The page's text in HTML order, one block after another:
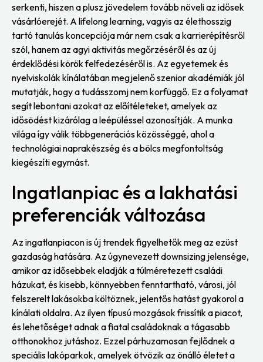
serkenti, hiszen a plusz jövedelem tovább növeli az idősek
vásárlóerejét. A lifelong learning, vagyis az élethosszig
tartó tanulás koncepciója már nem csak a karrierépítésről
szól, hanem az agyi aktivitás megőrzéséről és az új
érdeklődési körök felfedezéséről is. Az egyetemek és
nyelviskolák kínálatában megjelenő szenior akadémiák jól
mutatják, hogy a tudásszomj nem korfüggő. Ez a folyamat
segít lebontani azokat az előítéleteket, amelyek az
idősödést kizárólag a leépüléssel azonosítják. A munka
világa így válik többgenerációs közösséggé, ahol a
technológiai naprakészség és a bölcs megfontoltság
kiegészíti egymást.
Ingatlanpiac és a lakhatási
preferenciák változása
Az ingatlanpiacon is új trendek figyelhetők meg az ezüst
gazdaság hatására. Az úgynevezett downsizing jelensége,
amikor az idősebbek eladják a túlméretezett családi
házukat, és kisebb, könnyebben fenntartható, városi, jól
felszerelt lakásokba költöznek, jelentős hatást gyakorol a
kínálati oldalra. Az ilyen típusú mozgások frissítik a piacot,
és lehetőséget adnak a fiatal családoknak a tágasabb
otthonokhoz jutáshoz. Ezzel párhuzamosan fejlődnek a
speciális lakóparkok, amelyek ötvözik az önálló életet a